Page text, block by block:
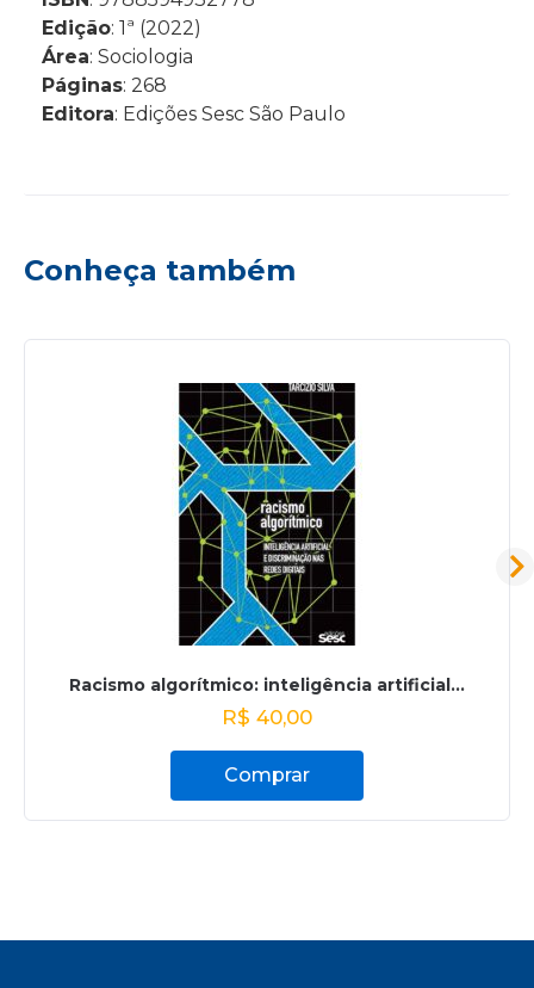
Edição: 1ª (2022)
Área: Sociologia
Páginas: 268
Editora: Edições Sesc São Paulo
Conheça também
Racismo algorítmico: inteligência artificial...
R$ 40,00
Comprar